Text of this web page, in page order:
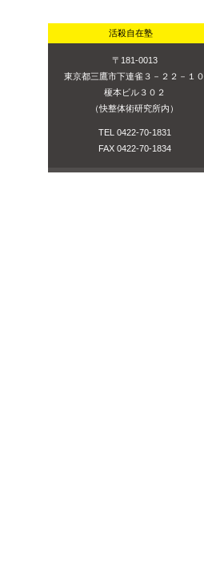
活殺自在塾
〒181-0013
東京都三鷹市下連雀３－２２－１０
榎本ビル３０２
（快整体術研究所内）
TEL 0422-70-1831
FAX 0422-70-1834